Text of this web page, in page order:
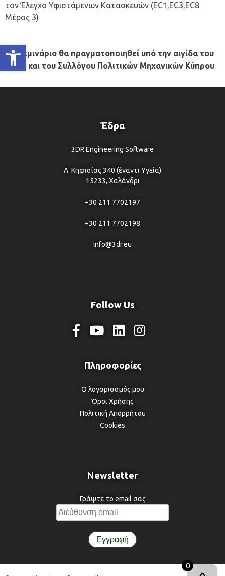
Ανοίξτε τη γραμμή εργαλείων
τον Έλεγχο Υφιστάμενων Κατασκευών (EC1,EC3,EC8
Μέρος 3)
Το σεμινάριο θα πραγματοποιηθεί υπό την αιγίδα του
ΕΤΕΚ και του Συλλόγου Πολιτικών Μηχανικών Κύπρου
Έδρα
3DR Engineering Software
Λ. Κηφισίας 340 (έναντι Υγεία)
15233, Χαλάνδρι
+30 211 7702197
+30 211 7702198
info@3dr.eu
Follow Us
Ο λογαριασμός μου
Όροι Χρήσης
Πολιτική Απορρήτου
Cookies
Newsletter
Γράψτε το email σας
0